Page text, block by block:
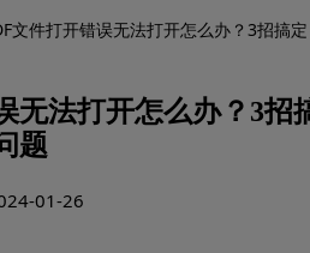
文件打开错误无法打开怎么办？3招搞定
无法打开怎么办？3招
题
01-26